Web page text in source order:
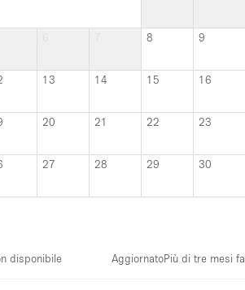
8 9
13 14 15 16
20 21 22 23
27 28 29 30
disponibile AggiornatoPiù di tre mesi fa